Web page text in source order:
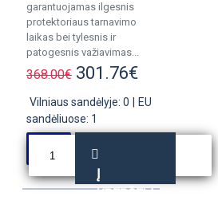
garantuojamas ilgesnis
protektoriaus tarnavimo
laikas bei tylesnis ir
patogesnis važiavimas...
368.00€ 301.76€
Vilniaus sandėlyje: 0
EU
sandėliuose: 1
Į
KREPŠELĮ